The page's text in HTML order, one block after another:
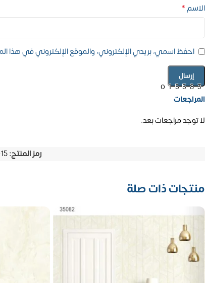
المراجعات
لا توجد مراجعات بعد.
الاسم*
احفظ اسمي، بريدي الإلكتروني، والموقع الإلكتروني في هذا
رمز المنتج:
منتجات ذات صلة